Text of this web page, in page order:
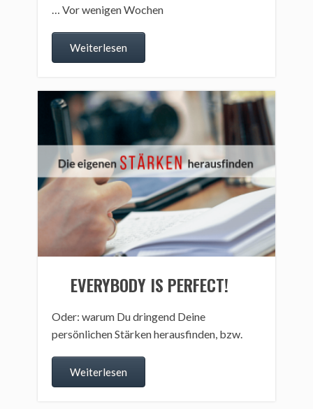
… Vor wenigen Wochen
Weiterlesen
EVERYBODY IS PERFECT!
Oder: warum Du dringend Deine
persönlichen Stärken herausfinden, bzw.
Weiterlesen